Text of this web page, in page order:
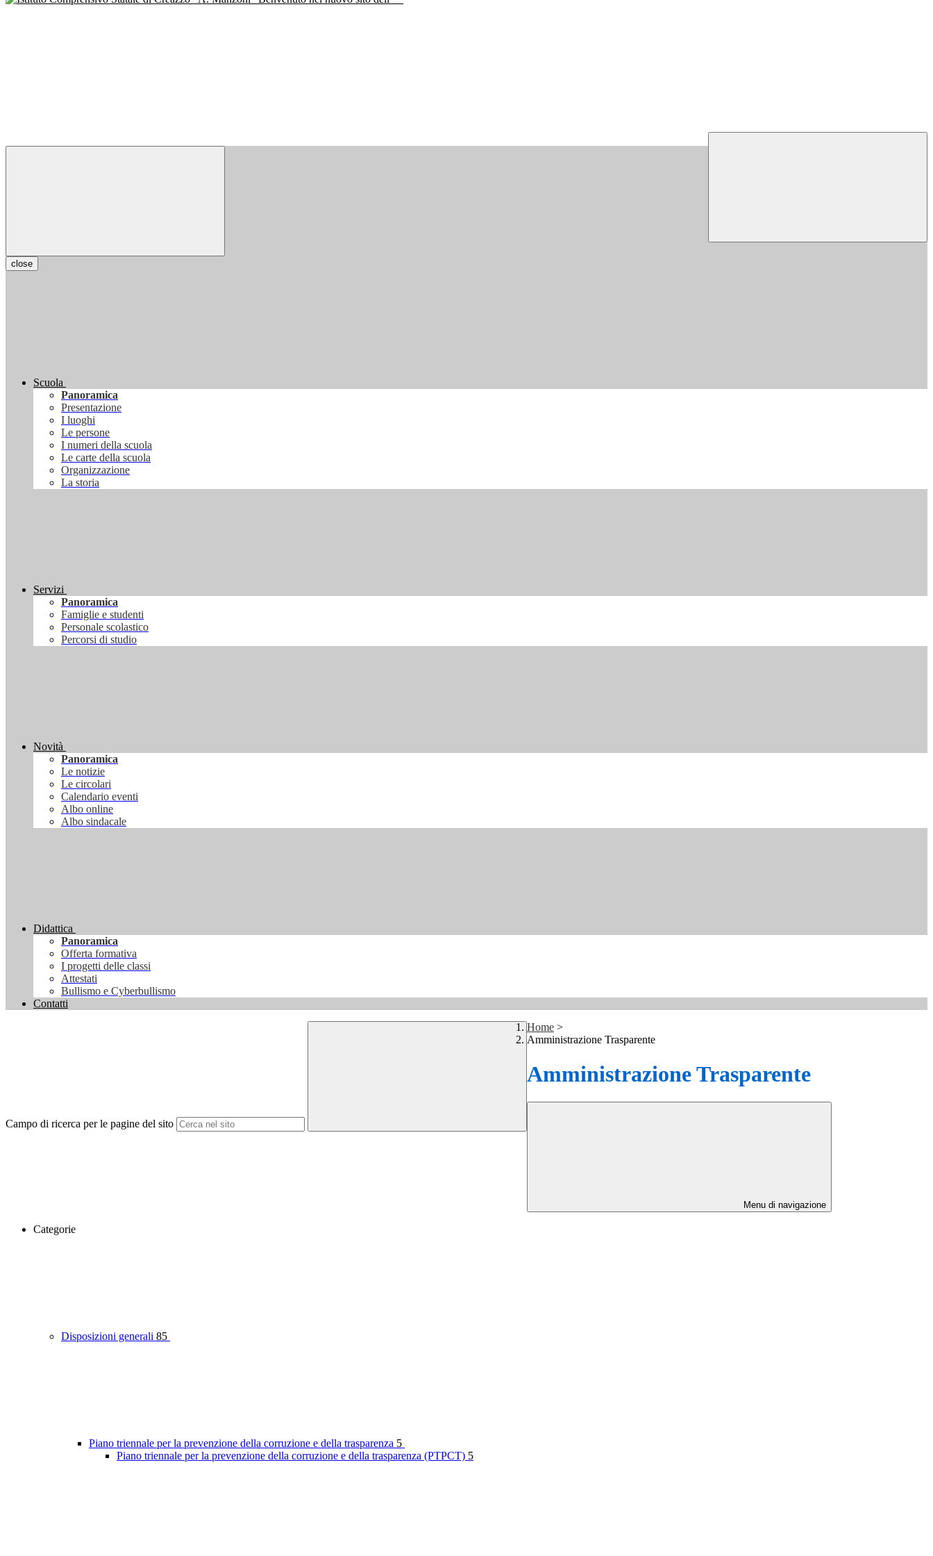
close
Scuola
Panoramica
Presentazione
I luoghi
Le persone
I numeri della scuola
Le carte della scuola
Organizzazione
La storia
Servizi
Panoramica
Famiglie e studenti
Personale scolastico
Percorsi di studio
Novità
Panoramica
Le notizie
Le circolari
Calendario eventi
Albo online
Albo sindacale
Didattica
Panoramica
Offerta formativa
I progetti delle classi
Attestati
Bullismo e Cyberbullismo
Contatti
Campo di ricerca per le pagine del sito
Home >
Amministrazione Trasparente
Amministrazione Trasparente
Menu di navigazione
Categorie
Disposizioni generali 85
Piano triennale per la prevenzione della corruzione e della trasparenza 5
Piano triennale per la prevenzione della corruzione e della trasparenza (PTPCT) 5